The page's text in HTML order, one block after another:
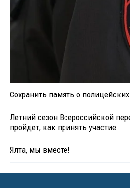
Сохранить память о
Летний сезон Всероссийской
пройдет, как принять участие
Ялта, мы вместе!